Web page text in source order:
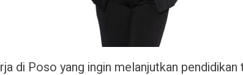
di Poso yang ingin melanjutkan pendidikan